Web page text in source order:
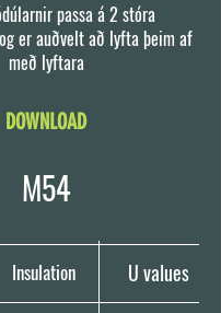
passa á 2 stóra
er auðvelt að lyfta þeim af
með lyftara
DOWNLOAD
M54
Insulation U values